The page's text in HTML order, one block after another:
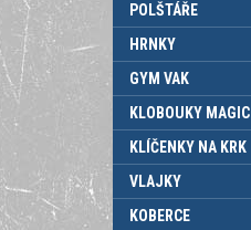
POLŠTÁŘE
HRNKY
GYM VAK
KLOBOUKY MAGIC
KLÍČENKY NA KRK
VLAJKY
KOBERCE